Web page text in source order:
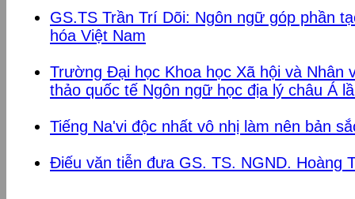
GS.TS Trần Trí Dõi: Ngôn ngữ góp phần
hóa Việt Nam
Trường Đại học Khoa học Xã hội và Nhân
thảo quốc tế Ngôn ngữ học địa lý châu Á
Tiếng Na'vi độc nhất vô nhị làm nên bản
Điếu văn tiễn đưa GS. TS. NGND. Hoàng